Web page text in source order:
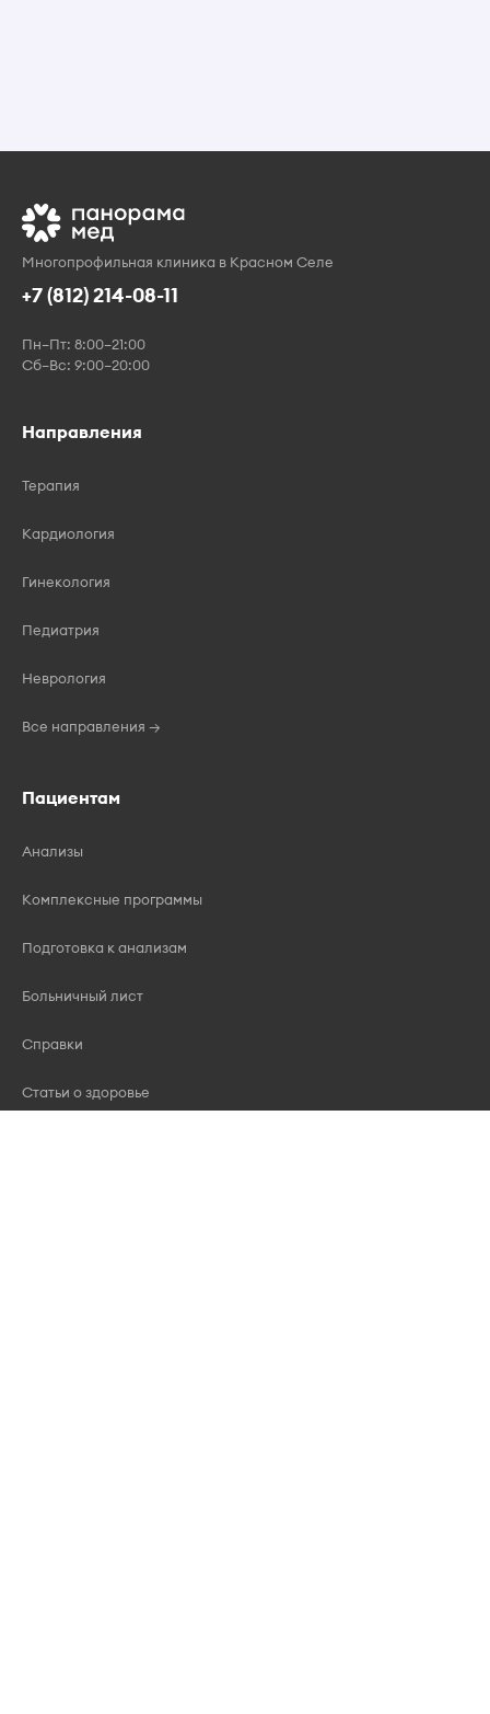
Многопрофильная клиника в Красном Селе
+7 (812) 214-08-11
Пн–Пт: 8:00–21:00
Сб–Вс: 9:00–20:00
Направления
Терапия
Кардиология
Гинекология
Педиатрия
Неврология
Все направления →
Пациентам
Анализы
Комплексные программы
Подготовка к анализам
Больничный лист
Справки
Статьи о здоровье